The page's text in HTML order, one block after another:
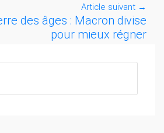
Article suivant →
des âges : Macron divise
pour mieux régner